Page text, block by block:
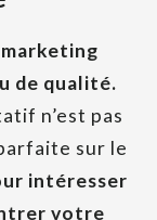
de qualité.
n’est pas
sur le
intéresser
votre